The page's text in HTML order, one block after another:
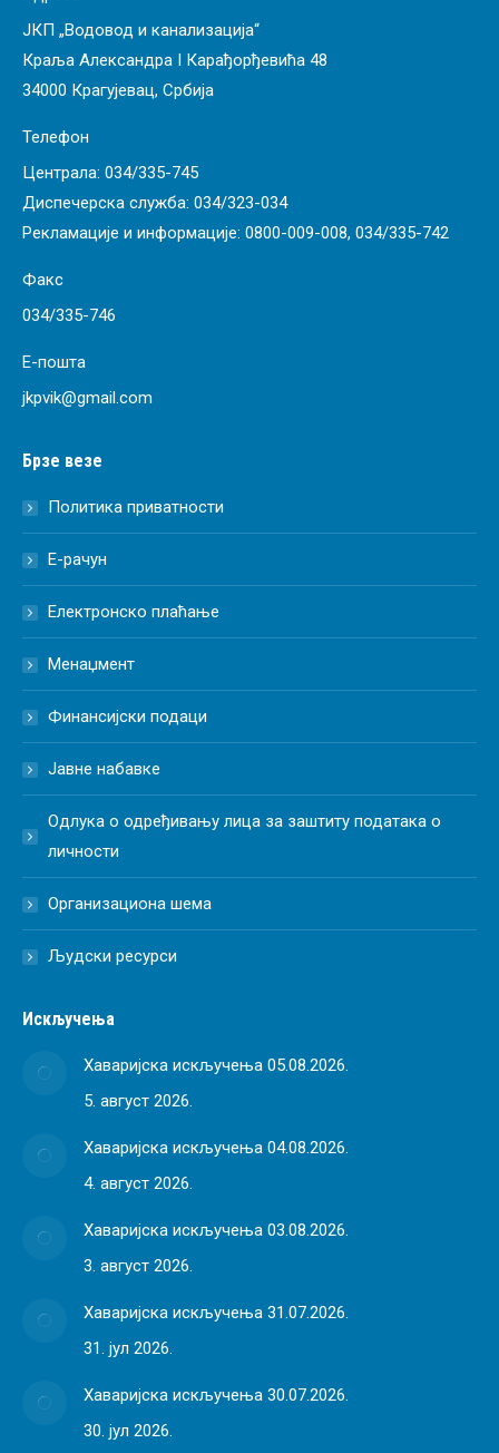
ЈКП „Водовод и канализација“
Краља Александра I Карађорђевића 48
34000 Крагујевац, Србија
Телефон
Централа: 034/335-745
Диспечерска служба: 034/323-034
Рекламације и информације: 0800-009-008, 034/335-742
Факс
034/335-746
Е-пошта
jkpvik@gmail.com
Брзе везе
Политика приватности
Е-рачун
Електронско плаћање
Менаџмент
Финансијски подаци
Јавне набавке
Одлука о одређивању лица за заштиту података о
личности
Организациона шема
Људски ресурси
Искључења
Хаваријска искључења 05.08.2026.
5. август 2026.
Хаваријска искључења 04.08.2026.
4. август 2026.
Хаваријска искључења 03.08.2026.
3. август 2026.
Хаваријска искључења 31.07.2026.
31. јул 2026.
Хаваријска искључења 30.07.2026.
30. јул 2026.